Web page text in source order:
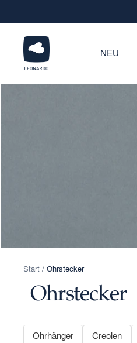
zum
NEU
LEONARDO
Onlineshop
Start Ohrstecker
Ohrstecker
Ohrhänger Creolen